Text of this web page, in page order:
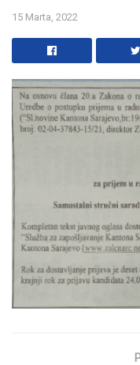
15 Marta, 2022